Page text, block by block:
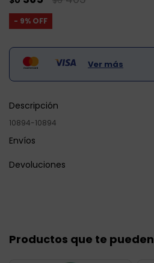
9
Ver más
Descripción
10894-10894
Envíos
Devoluciones
Productos que te